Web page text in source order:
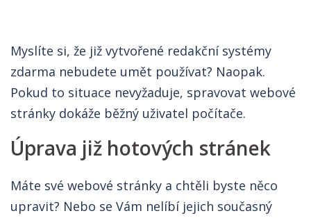
Myslíte si, že již vytvořené redakční systémy
zdarma nebudete umět používat? Naopak.
Pokud to situace nevyžaduje, spravovat webové
stránky dokáže běžný uživatel počítače.
Úprava již hotových stránek
Máte své webové stránky a chtěli byste něco
upravit? Nebo se Vám nelíbí jejich současný